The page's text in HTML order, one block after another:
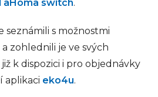
switch.
seznámili s možnostmi
zohlednili je ve svých
k dispozici i pro objednávky
aplikaci eko4u.